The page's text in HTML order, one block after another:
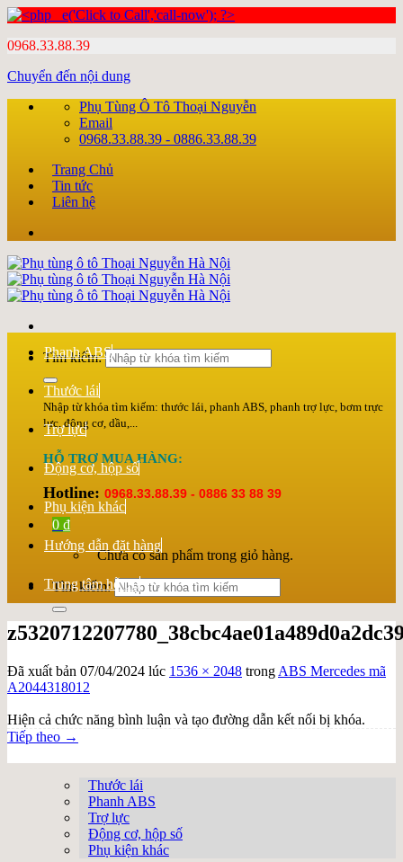
0968.33.88.39
Chuyển đến nội dung
Phụ Tùng Ô Tô Thoại Nguyễn
Email
0968.33.88.39 - 0886.33.88.39
Trang Chủ
Tin tức
Liên hệ
Tìm kiếm:
Nhập từ khóa tìm kiếm: thước lái, phanh ABS, phanh trợ lực, bơm trực
lực, động cơ, dầu,...
HỖ TRỢ MUA HÀNG:
Hotline: 0968.33.88.39 - 0886 33 88 39
0 ₫
Chưa có sản phẩm trong giỏ hàng.
Tìm kiếm:
Phanh ABS
Thước lái
Trợ lực
Động cơ, hộp số
Phụ kiện khác
Hướng dẫn đặt hàng
Trung tâm hỗ trợ
Đã xuất bản 07/04/2024 lúc 1536 × 2048 trong ABS Mercedes mã
A2044318012
Hiện cả chức năng bình luận và tạo đường dẫn kết nối bị khóa.
Tiếp theo →
Thước lái
Phanh ABS
Trợ lực
Động cơ, hộp số
Phụ kiện khác